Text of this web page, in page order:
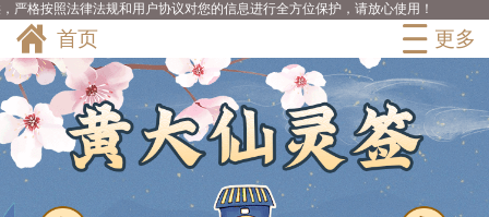
首页 更多
严格按照法律法规和用户协议对您的信息进行全方位保护，请放心使用！
12分钟之前
薄荷蓝购买了测算
10分钟之前
过分执着购买了测算
8分钟之前
猫与狗购买了测算
8分钟之前
茶白购买了测算
夏温存购买了测算